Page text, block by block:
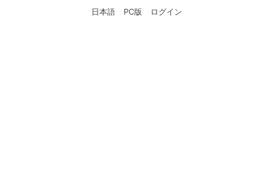
日本語 PC版 ログイン